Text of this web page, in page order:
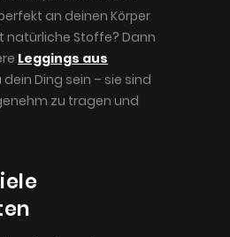
an deinen Körper
natürliche Stoffe? Dann
Leggings aus
Ding sein – sie sind
zu tragen und